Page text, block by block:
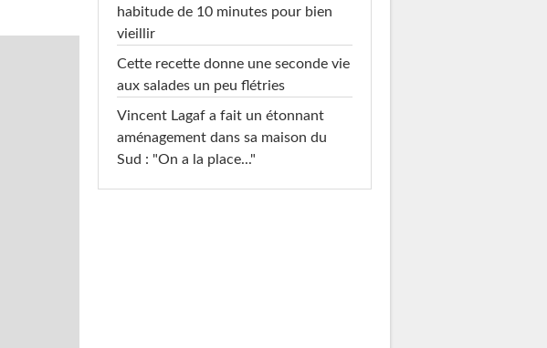
habitude de 10 minutes pour bien
vieillir
Cette recette donne une seconde vie
aux salades un peu flétries
Vincent Lagaf a fait un étonnant
aménagement dans sa maison du
Sud : "On a la place..."